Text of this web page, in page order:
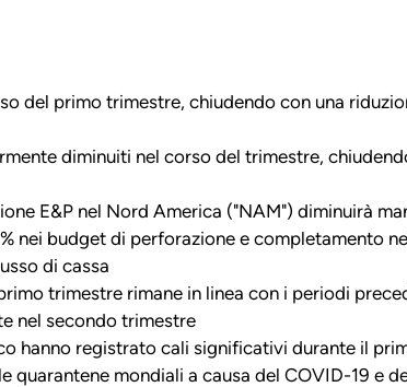
del primo trimestre, chiudendo con una
diminuiti nel corso del trimestre,
E&P nel Nord America ("NAM") diminuirà
nei budget di perforazione e completamento
di cassa
trimestre rimane in linea con i periodi
nel secondo trimestre
hanno registrato cali significativi durante il
quarantene mondiali a causa del COVID-19 e